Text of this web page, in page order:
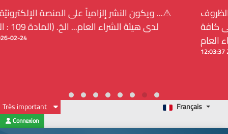
⚠️... ويكون النشر إلزامياً على المنصة الإلكترونيّة المركزيّة
لدى هيئة الشراء العام... الخ. (المادة 109 : الشفافية)
Très important Français
Connexion